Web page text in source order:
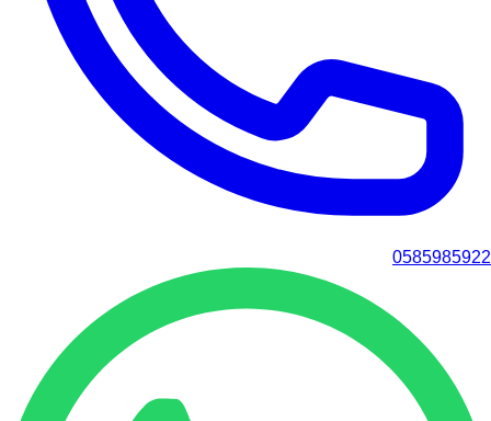
0585985922